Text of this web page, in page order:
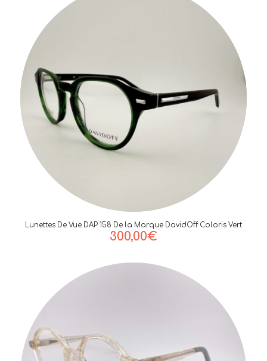
Lunettes De Vue DAP 158 De la Marque DavidOff Coloris Vert
300,00€